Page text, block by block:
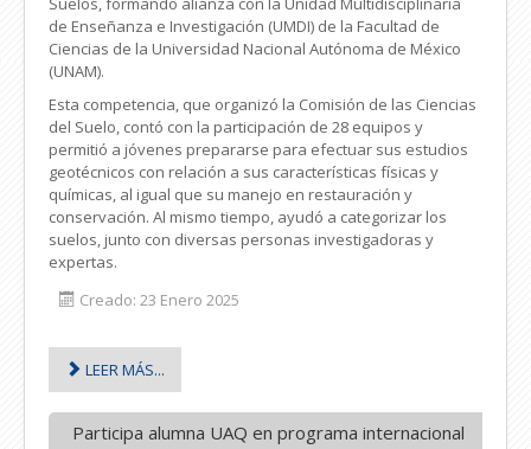
de Enseñanza e Investigación (UMDI) de la Facultad de
Ciencias de la Universidad Nacional Autónoma de México
(UNAM).
Esta competencia, que organizó la Comisión de las Ciencias
del Suelo, contó con la participación de 28 equipos y
permitió a jóvenes prepararse para efectuar sus estudios
geotécnicos con relación a sus características físicas y
químicas, al igual que su manejo en restauración y
conservación. Al mismo tiempo, ayudó a categorizar los
suelos, junto con diversas personas investigadoras y
expertas.
Creado: 23 Enero 2025
LEER MÁS...
Participa alumna UAQ en programa internacional